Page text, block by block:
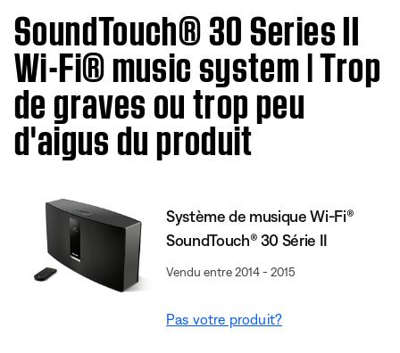
SoundTouch® 30 Series II
Wi-Fi® music system | Trop
de graves ou trop peu
d'aigus du produit
Système de musique Wi-Fi®
SoundTouch® 30 Série II
Vendu entre 2014 - 2015
Pas votre produit?